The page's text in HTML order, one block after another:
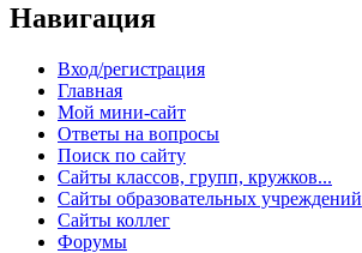
Навигация
Вход/регистрация
Главная
Мой мини-сайт
Ответы на вопросы
Поиск по сайту
Сайты классов, групп, кружков...
Сайты образовательных учреждений
Сайты коллег
Форумы